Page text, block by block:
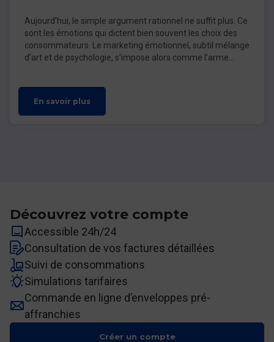
Aujourd’hui, le simple argument rationnel ne suffit plus. Ce
sont les émotions qui dictent bien souvent les choix des
consommateurs. Le marketing émotionnel, subtil mélange
d’art et de psychologie, s’impose alors comme l’arme
En savoir plus
Découvrez votre compte
Accessible 24h/24
Consultation de vos factures détaillées
Suivi de consommations
Simulations tarifaires
Commande en ligne d’enveloppes pré-
affranchies
Créer un compte